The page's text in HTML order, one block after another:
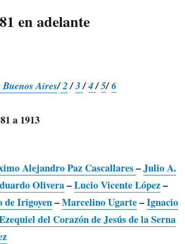
en adelante
Aires/2/3/4/5/6
a 1913
Alejandro Paz Cascallares–Julio A.
Olivera–Lucio Vicente López–
de Irigoyen–Marcelino Ugarte–Ignacio
del Corazón de Jesús de la Serna